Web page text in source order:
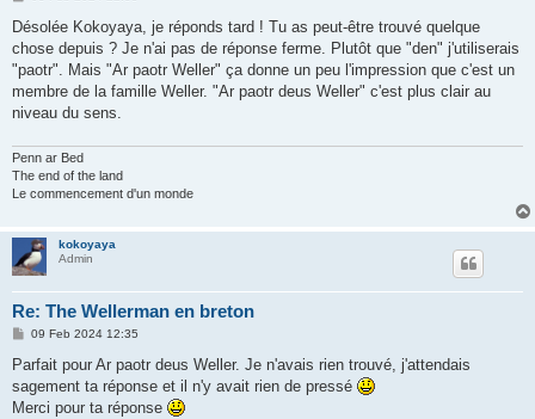
s
Désolée Kokoyaya, je réponds tard ! Tu as peut-être trouvé quelque
chose depuis ? Je n'ai pas de réponse ferme. Plutôt que "den" j'utiliserais
"paotr". Mais "Ar paotr Weller" ça donne un peu l'impression que c'est un
membre de la famille Weller. "Ar paotr deus Weller" c'est plus clair au
niveau du sens.
Penn ar Bed
The end of the land
Le commencement d'un monde
kokoyaya
Admin
Re: The Wellerman en breton
P
s
09 Feb 2024 12:35
Parfait pour Ar paotr deus Weller. Je n'avais rien trouvé, j'attendais
sagement ta réponse et il n'y avait rien de pressé
Merci pour ta réponse